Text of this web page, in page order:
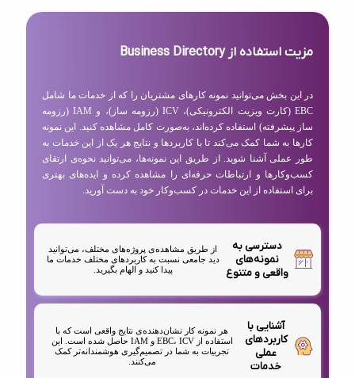
مزیت استفاده از Business Directory
در این بخش می‌توانید نمونه کارهای مشتریان را که از خدمات ما شامل
EBC (کارت ویزیت الکترونیکی)، ICV (رزومه ساز)، و IAM (رزومه
ساز پیشرفته) استفاده کرده‌اند، به‌صورت کامل مشاهده کنید. این نمونه
کارها به شما کمک می‌کند تا با کاربردها و نتایج هر یک از این خدمات به
طور عملی آشنا شوید. از طریق این نمونه‌ها، می‌توانید نحوه‌ی ارتقای
کسب‌وکارها و ارتباطات حرفه‌ای را مشاهده کرده و ایده‌های بهتری
برای استفاده از این خدمات در کسب‌وکار خود به دست آورید.
دسترسی به
نمونه‌های
واقعی و متنوع
از طریق مشاهده‌ی پروژه‌های مختلف، می‌توانید
دید جامعی نسبت به کاربردهای مختلف خدمات ما
پیدا کنید و الهام بگیرید.
آشنایی با
کاربردهای
عملی
خدمات
هر نمونه کار نشان‌دهنده‌ی نتایج واقعی است که با
استفاده از EBC، ICV و IAM حاصل شده است. این
تجربیات به شما در تصمیم‌گیری هوشمندانه‌تر کمک
می‌کنند.